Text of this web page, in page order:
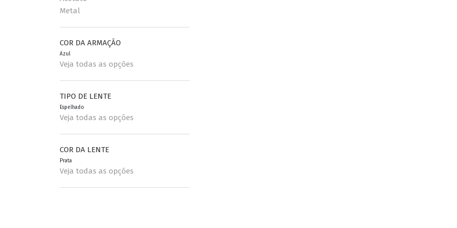
Metal
COR DA ARMAÇÃO
Azul
Veja todas as opções
TIPO DE LENTE
Espelhado
Veja todas as opções
COR DA LENTE
Prata
Veja todas as opções